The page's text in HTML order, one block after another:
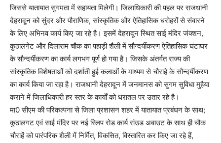
जिससे यातायात सुगमता में सहायता मिलेगी। जिलाधिकारी की पहल पर राजधानी
देहरादून को सुंदर और पौराणिक, सांस्कृतिक और ऐतिहासिक धरोहरों से संवारने
के लिए अभिनव कार्य किए जा रहे है। इसमें देहरादून स्थित साई मंदिर जंक्शन,
कुठालगेट और दिलाराम चौक का पहाड़ी शैली में सौन्दर्यीकरण ऐतिहासिक घंटाघर
के सौन्दर्यीकरण का कार्य लगभग पूर्ण हो गया है। जिसके अंतर्गत राज्य की
सांस्कृतिक विशेषताओं को दर्शाती हुई कलाओं के माध्यम से चौराहे के सौन्दर्यीकरण
का कार्य किया जा रहा है। राजधानी देहरादून में जनमानस को सुगम सुविधा मुहैया
कराने में जिलाधिकारी हर स्तर के कार्यों को धरातल पर उतार रहे है।
मा0 सीएम की परिकल्पना से जिला प्रशासन शहर में यातायात प्रबंधन के साथ;
कुठालगट एवं साई मंदिर पर नई स्लिप रोड कार्य रांउड अबाउट के साथ ही चौक
चौराहें को पारंपरिक शैली में निर्मित, विकसित, विस्तारित कर किए जा रहे हैं,